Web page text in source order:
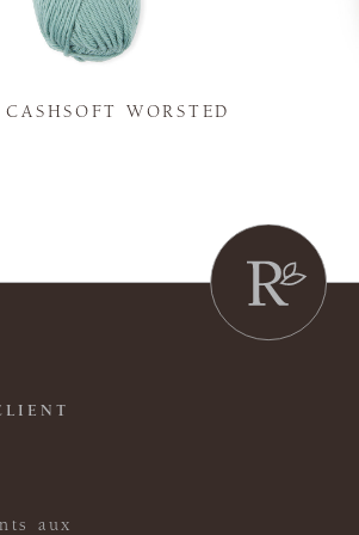
CASHSOFT WORSTED
aux